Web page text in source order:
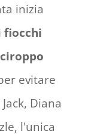
inizia
fiocchi
evitare
Diana
l'unica